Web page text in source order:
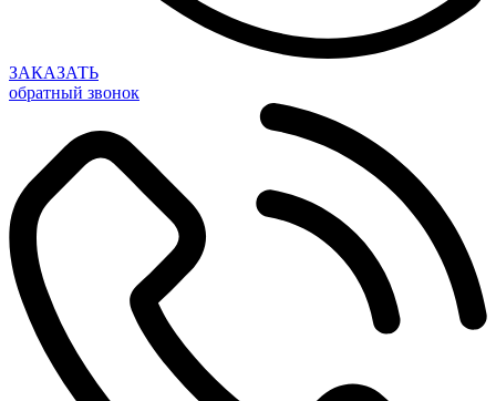
ЗАКАЗАТЬ
обратный звонок